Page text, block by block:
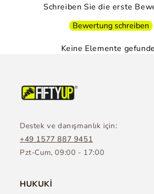
Schreiben Sie die erste
Bewertung schreiben
Keine Elemente
Destek ve danışmanlık için:
+49 1577 887 9451
Pzt-Cum, 09:00 - 17:00
HUKUKİ